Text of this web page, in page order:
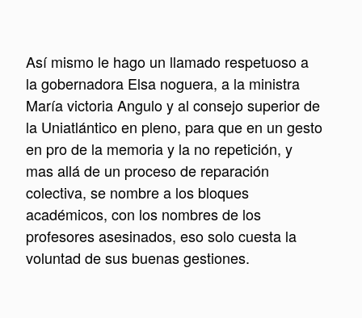
Así mismo le hago un llamado respetuoso a
la gobernadora Elsa noguera, a la ministra
María victoria Angulo y al consejo superior de
la Uniatlántico en pleno, para que en un gesto
en pro de la memoria y la no repetición, y
mas allá de un proceso de reparación
colectiva, se nombre a los bloques
académicos, con los nombres de los
profesores asesinados, eso solo cuesta la
voluntad de sus buenas gestiones.